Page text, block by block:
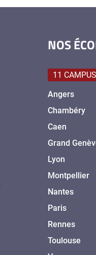
NOS
11 CAMPUS
Angers
Chambéry
Caen
Grand
Lyon
Montpellier
Nantes
Paris
Rennes
Toulouse